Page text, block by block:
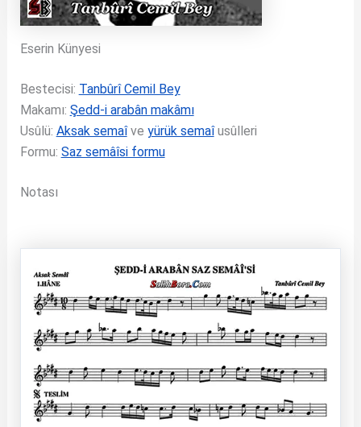
Eserin Künyesi
Bestecisi: Tanbûrî Cemil Bey
Makamı: Şedd-i arabân makâmı
Usûlü: Aksak semaîve yürük semaîusûlleri
Formu: Saz semâîsi formu
Notası